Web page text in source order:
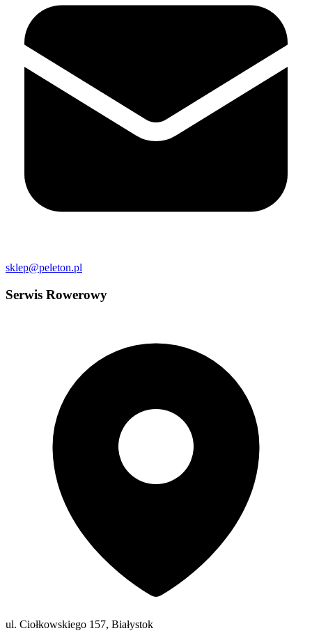
sklep@peleton.pl
Serwis Rowerowy
ul. Ciołkowskiego 157, Białystok